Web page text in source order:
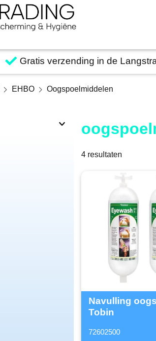
Gratis verzending in de
EHBO Oogspoelmiddelen
4 resultaten
Navulling
Tobin
72602500